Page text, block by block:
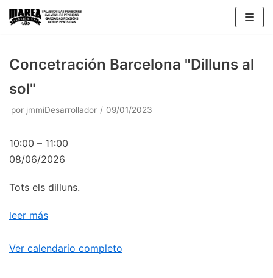
Saltar
Concetración Barcelona "Dilluns al
sol"
por jmmiDesarrollador 09/01/2023
10:00 – 11:00
08/06/2026
Tots els dilluns.
leer más
Ver calendario completo